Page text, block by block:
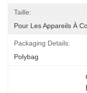
Taille:
Pour Les Appareils À
Packaging Details:
Polybag